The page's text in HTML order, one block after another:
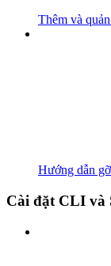
Thêm và
Hướng dẫn
Cài đặt CLI và